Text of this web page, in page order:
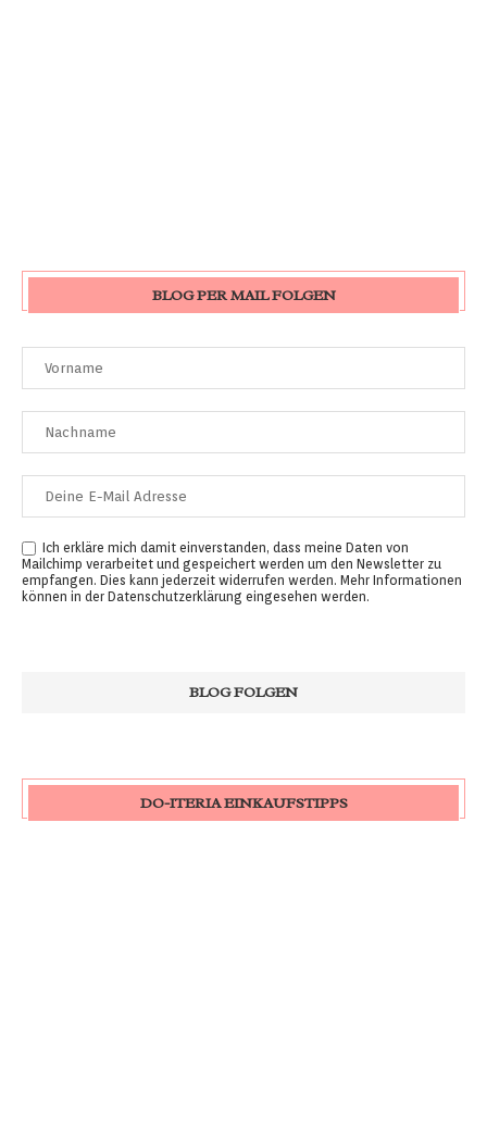
BLOG PER MAIL FOLGEN
Ich erkläre mich damit einverstanden, dass meine Daten von
Mailchimp verarbeitet und gespeichert werden um den Newsletter zu
empfangen. Dies kann jederzeit widerrufen werden. Mehr Informationen
können in der Datenschutzerklärung eingesehen werden.
DO-ITERIA EINKAUFSTIPPS